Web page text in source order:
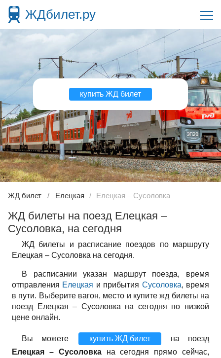
ЖДбилет.ру
купить ЖД билет
ЖД билет Елецкая Елецкая – Сусоловка
ЖД билеты на поезд Елецкая –
Сусоловка, на сегодня
ЖД билеты и расписание поездов по маршруту
Елецкая – Сусоловка на сегодня.
В расписании указан маршрут поезда, время
отправления Елецкая и прибытия Сусоловка, время
в пути. Выберите вагон, место и купите жд билеты на
поезд Елецкая – Сусоловка на сегодня по низкой
цене онлайн.
Вы можете купить ЖД билет
на поезд
Елецкая – Сусоловкана сегодня прямо сейчас,